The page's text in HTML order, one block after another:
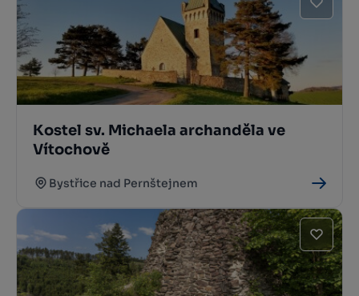
Kostel sv. Michaela archanděla ve
Vítochově
Bystřice nad Pernštejnem